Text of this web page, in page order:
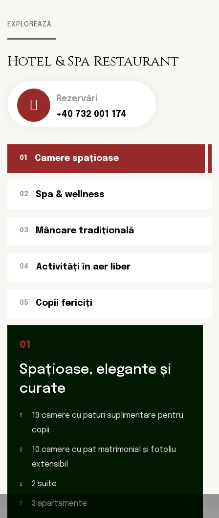
EXPLOREAZĂ
Hotel & Spa Restaurant
Rezervări
+40 732 001 174
01 Camere spațioase
02 Spa & wellness
03 Mâncare tradițională
04 Activități în aer liber
05 Copii fericiți
01
Spațioase, elegante și
curate
19 camere cu paturi suplimentare pentru
copii
10 camere cu pat matrimonial și fotoliu
extensibil
2 suite
3 apartamente